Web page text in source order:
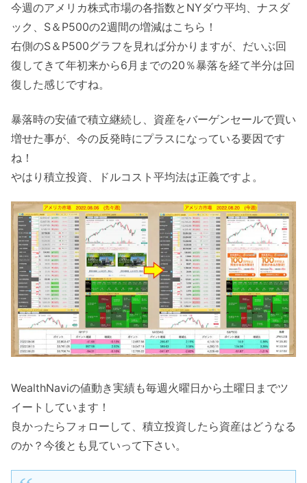
今週のアメリカ株式市場の各指数とNYダウ平均、ナスダ
ック、S＆P500の2週間の増減はこちら！
右側のS＆P500グラフを見れば分かりますが、だいぶ回
復してきて年初来から6月までの20％暴落を経て半分は回
復した感じですね。
暴落時の安値で積立継続し、資産をバーゲンセールで買い
増せた事が、今の反発時にプラスになっている要因です
ね！
やはり積立投資、ドルコスト平均法は正義ですよ。
WealthNaviの値動き実績も毎週火曜日から土曜日までツ
イートしています！
良かったらフォローして、積立投資したら資産はどうなる
のか？今後とも見ていって下さい。